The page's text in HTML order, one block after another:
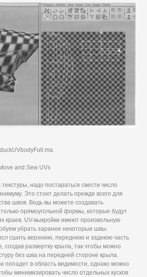
and Sew UVs
надо постараться свести число
Это стоит делать прежде всего для
швов. Ведь вы можете создавать
прямоугольной формы, которые будут
краев. UV-выкройки имеют произвольную
убрать заранее некоторые швы.
сшить верхнюю, переднюю и заднюю часть
создав развертку крыла, так чтобы можно
без шва на передней стороне крыла.
попадет в область видимости, однако можно
минимизировать число отдельных кусков